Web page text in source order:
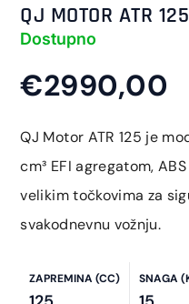
QJ MOTOR ATR 125
Dostupno
€2990,00
QJ Motor ATR 125 je
cm³ EFI agregatom,
velikim točkovima za
svakodnevnu vožnju.
ZAPREMINA (CC) SNAGA